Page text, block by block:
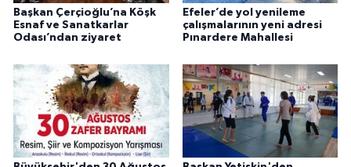
Başkan Çerçioğlu’na Köşk
Esnaf ve Sanatkarlar
Odası’ndan ziyaret
Efeler’de yol yenileme
çalışmalarının yeni adresi
Pınardere Mahallesi